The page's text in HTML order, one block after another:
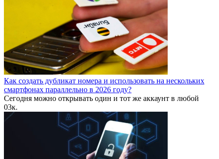
Как создать дубликат номера и использовать на нескольких
смартфонах параллельно в 2026 году?
Сегодня можно открывать один и тот же аккаунт в любой
03к.